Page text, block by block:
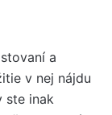
a
v nej nájdu
ste inak